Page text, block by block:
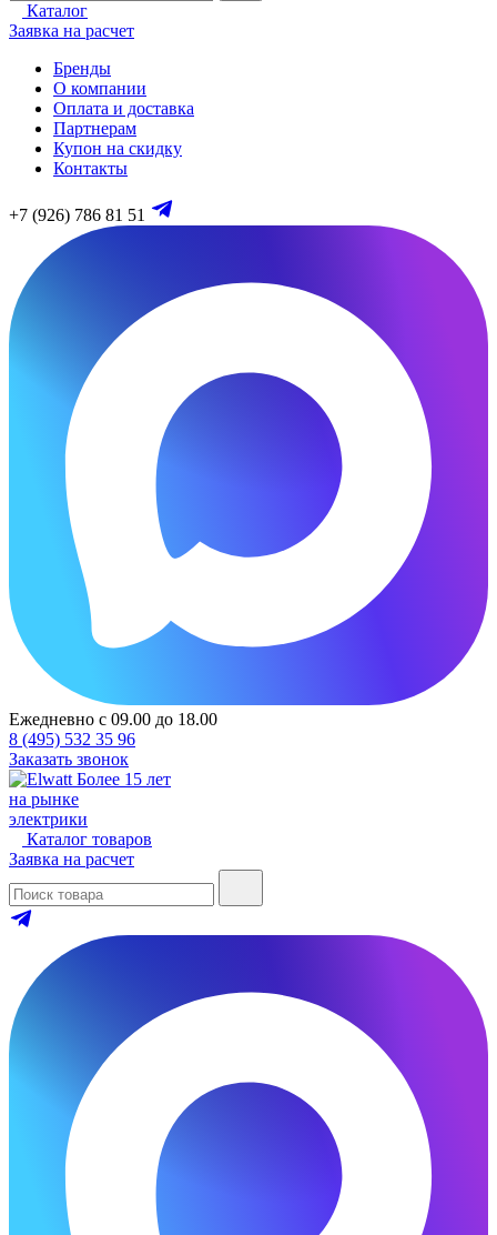
Каталог
Заявка на расчет
Бренды
О компании
Оплата и доставка
Партнерам
Купон на скидку
Контакты
+7 (926) 786 81 51
Ежедневно с 09.00 до 18.00
8 (495) 532 35 96
Заказать звонок
Более 15 лет
на рынке
электрики
Каталог товаров
Заявка на расчет